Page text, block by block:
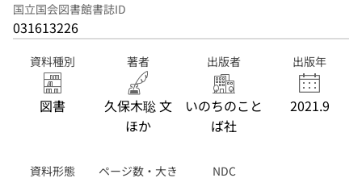
国立国会図書館書誌ID
031613226
資料種別
図書
著者
久保木聡 文
ほか
出版者
いのちのこと
ば社
出版年
2021.9
資料形態
ページ数・大き
NDC